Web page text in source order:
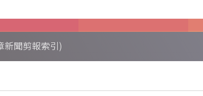
新聞剪報索引)